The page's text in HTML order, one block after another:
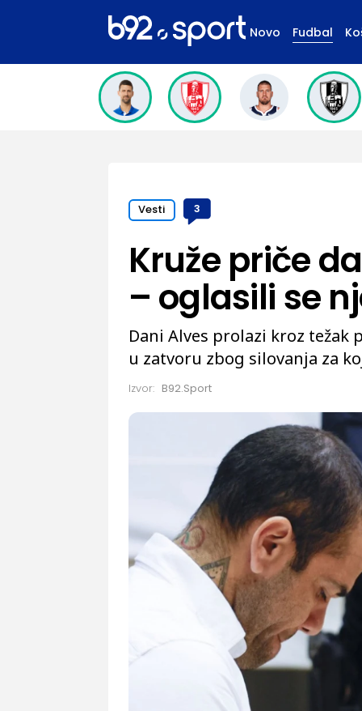
Novo Fudbal
Vesti 3
Kruže priče
– oglasili se
Dani Alves prolazi kroz težak
u zatvoru zbog silovanja za
Izvor: B92.Sport